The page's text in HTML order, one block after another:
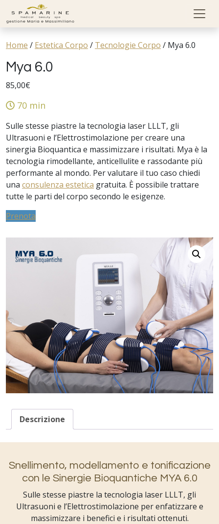
Skip to content
Home / Estetica Corpo / Tecnologie Corpo / Mya 6.0
Mya 6.0
85,00€
70 min
Sulle stesse piastre la tecnologia laser LLLT, gli
Ultrasuoni e l’Elettrostimolazione per creare una
sinergia Bioquantica e massimizzare i risultati. Mya è la
tecnologia rimodellante, anticellulite e rassodante più
performante al mondo. Per valutare il tuo caso chiedi
una consulenza estetica gratuita. È possibile trattare
tutte le parti del corpo secondo le esigenze.
Prenota
Descrizione
Snellimento, modellamento e tonificazione
con le Sinergie Bioquantiche MYA 6.0
Sulle stesse piastre la tecnologia laser LLLT, gli
Ultrasuoni e l’Elettrostimolazione per enfatizzare e
massimizzare i benefici e i risultati ottenuti.